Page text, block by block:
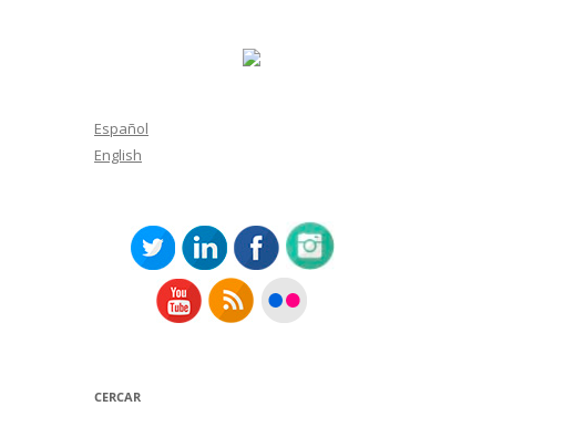
Español
English
CERCAR